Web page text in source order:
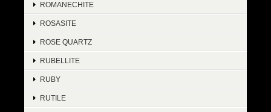
ROMANECHITE
ROSASITE
ROSE QUARTZ
RUBELLITE
RUBY
RUTILE